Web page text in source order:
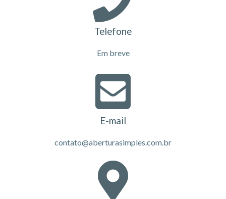
Telefone
Em breve
E-mail
contato@aberturasimples.com.br